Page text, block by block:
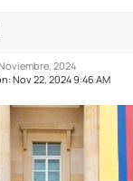
Nov 22, 2024 9:46 AM
2024